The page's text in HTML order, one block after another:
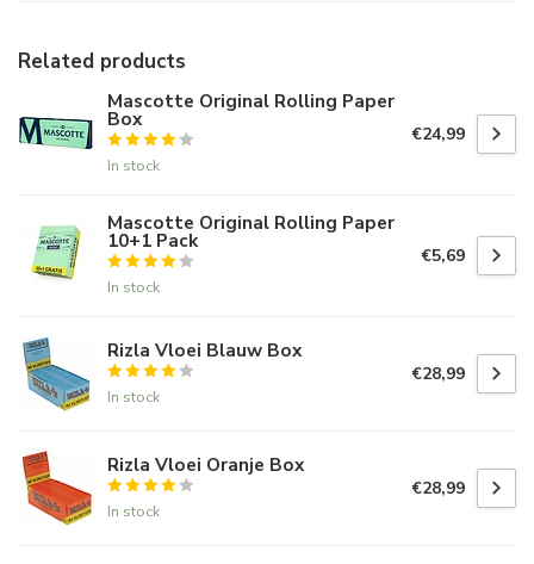
Related products
Mascotte Original Rolling Paper
Box
In stock
€24,99
Mascotte Original Rolling Paper
10+1 Pack
In stock
€5,69
Rizla Vloei Blauw Box
In stock
€28,99
Rizla Vloei Oranje Box
In stock
€28,99